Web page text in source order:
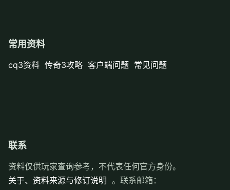
常用资料
cq3资料 传奇3攻略 客户端问题 常见问题
联系
资料仅供玩家查询参考，不代表任何官方身份。
关于、资料来源与修订说明 。联系邮箱：